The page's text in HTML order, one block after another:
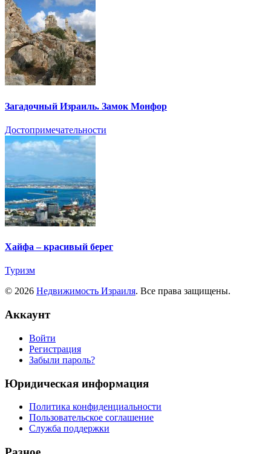
Загадочный Израиль. Замок Монфор
Достопримечательности
Хайфа – красивый берег
Туризм
© 2026 Недвижимость Израиля. Все права защищены.
Аккаунт
Войти
Регистрация
Забыли пароль?
Юридическая информация
Политика конфиденциальности
Пользовательское соглашение
Служба поддержки